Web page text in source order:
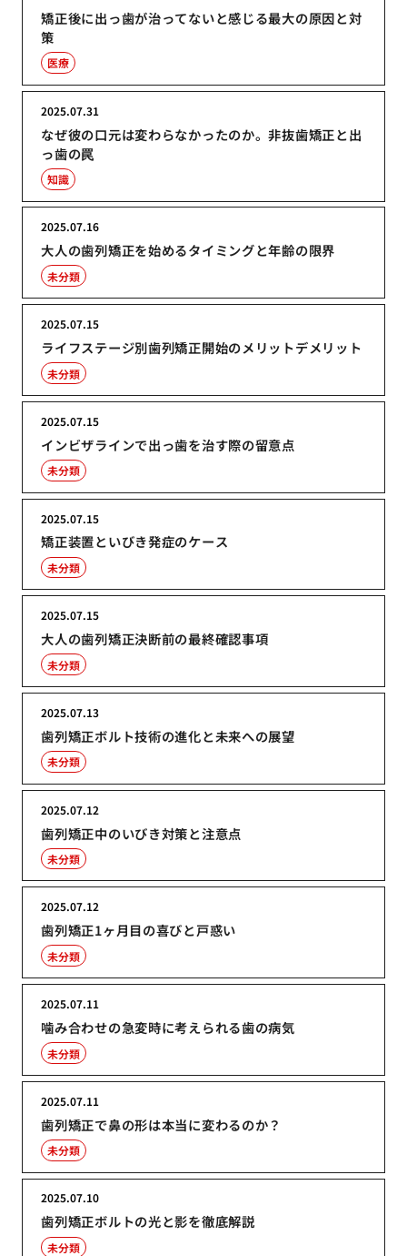
矯正後に出っ歯が治ってないと感じる最大の原因と対
策
医療
なぜ彼の口元は変わらなかったのか。非抜歯矯正と出
っ歯の罠
2025.07.31
知識
大人の歯列矯正を始めるタイミングと年齢の限界
2025.07.16
未分類
ライフステージ別歯列矯正開始のメリットデメリット
2025.07.15
未分類
インビザラインで出っ歯を治す際の留意点
2025.07.15
未分類
矯正装置といびき発症のケース
2025.07.15
未分類
大人の歯列矯正決断前の最終確認事項
2025.07.15
未分類
歯列矯正ボルト技術の進化と未来への展望
2025.07.13
未分類
歯列矯正中のいびき対策と注意点
2025.07.12
未分類
歯列矯正1ヶ月目の喜びと戸惑い
2025.07.12
未分類
噛み合わせの急変時に考えられる歯の病気
2025.07.11
未分類
歯列矯正で鼻の形は本当に変わるのか？
2025.07.11
未分類
歯列矯正ボルトの光と影を徹底解説
2025.07.10
未分類